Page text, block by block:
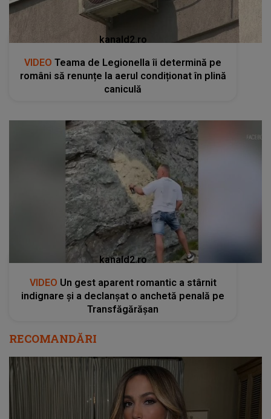
kanald2.ro
VIDEO Teama de Legionella îi determină pe
români să renunțe la aerul condiționat în plină
caniculă
kanald2.ro
VIDEO Un gest aparent romantic a stârnit
indignare și a declanșat o anchetă penală pe
Transfăgărășan
RECOMANDĂRI